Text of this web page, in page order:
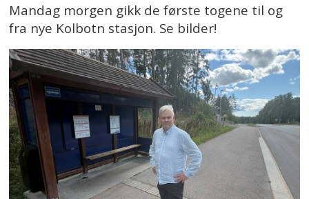
Mandag morgen gikk de første togene til og
fra nye Kolbotn stasjon. Se bilder!